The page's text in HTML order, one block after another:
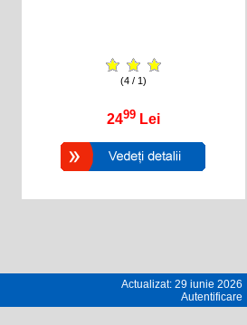
(4 / 1)
2499 Lei
Actualizat: 29 iunie 2026
Autentificare